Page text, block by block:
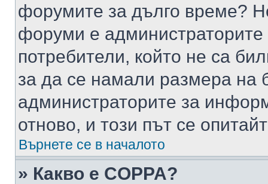
форумите за дълго време?
форуми е администраторите
потребители, който не са
за да се намали размера на
администраторите за
отново, и този път се
Върнете се в началото
» Какво е COPPA?